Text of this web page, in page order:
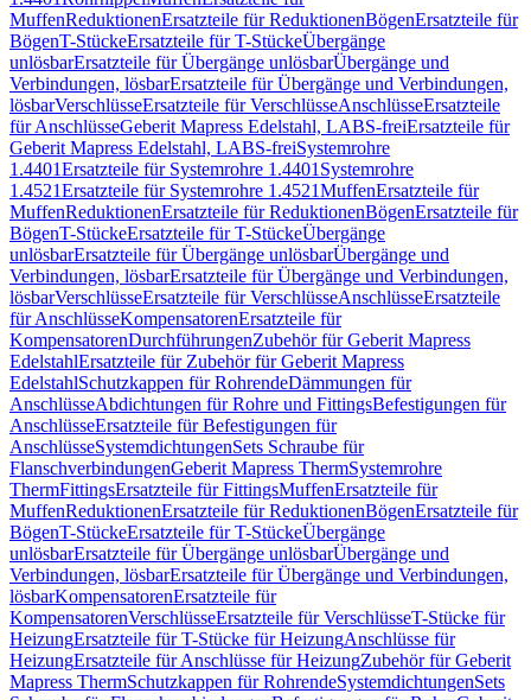
MuffenReduktionenErsatzteile für ReduktionenBögenErsatzteile für
BögenT-StückeErsatzteile für T-StückeÜbergänge
unlösbarErsatzteile für Übergänge unlösbarÜbergänge und
Verbindungen, lösbarErsatzteile für Übergänge und Verbindungen,
lösbarVerschlüsseErsatzteile für VerschlüsseAnschlüsseErsatzteile
für AnschlüsseGeberit Mapress Edelstahl, LABS-freiErsatzteile für
Geberit Mapress Edelstahl, LABS-freiSystemrohre
1.4401Ersatzteile für Systemrohre 1.4401 Systemrohre
1.4521Ersatzteile für Systemrohre 1.4521MuffenErsatzteile für
MuffenReduktionenErsatzteile für ReduktionenBögenErsatzteile für
BögenT-StückeErsatzteile für T-StückeÜbergänge
unlösbarErsatzteile für Übergänge unlösbarÜbergänge und
Verbindungen, lösbarErsatzteile für Übergänge und Verbindungen,
lösbarVerschlüsseErsatzteile für VerschlüsseAnschlüsseErsatzteile
für AnschlüsseKompensatorenErsatzteile für
KompensatorenDurchführungenZubehör für Geberit Mapress
EdelstahlErsatzteile für Zubehör für Geberit Mapress
EdelstahlSchutzkappen für RohrendeDämmungen für
AnschlüsseAbdichtungen für Rohre und FittingsBefestigungen für
AnschlüsseErsatzteile für Befestigungen für
AnschlüsseSystemdichtungenSets Schraube für
FlanschverbindungenGeberit Mapress ThermSystemrohre
ThermFittingsErsatzteile für FittingsMuffenErsatzteile für
MuffenReduktionenErsatzteile für ReduktionenBögenErsatzteile für
BögenT-StückeErsatzteile für T-StückeÜbergänge
unlösbarErsatzteile für Übergänge unlösbarÜbergänge und
Verbindungen, lösbarErsatzteile für Übergänge und Verbindungen,
lösbarKompensatorenErsatzteile für
KompensatorenVerschlüsseErsatzteile für VerschlüsseT-Stücke für
HeizungErsatzteile für T-Stücke für HeizungAnschlüsse für
HeizungErsatzteile für Anschlüsse für HeizungZubehör für Geberit
Mapress ThermSchutzkappen für RohrendeSystemdichtungenSets